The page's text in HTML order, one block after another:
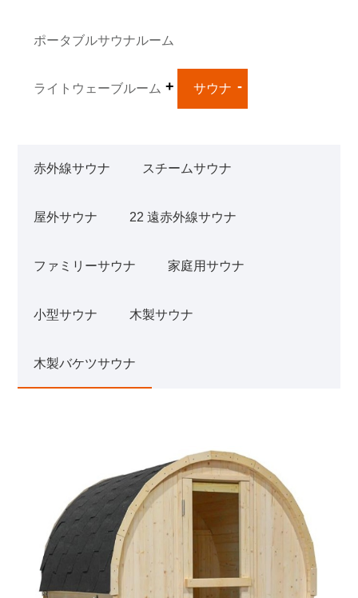
ポータブルサウナルーム
ライトウェーブルーム サウナ
赤外線サウナ スチームサウナ
屋外サウナ 22 遠赤外線サウナ
ファミリーサウナ 家庭用サウナ
小型サウナ 木製サウナ
木製バケツサウナ